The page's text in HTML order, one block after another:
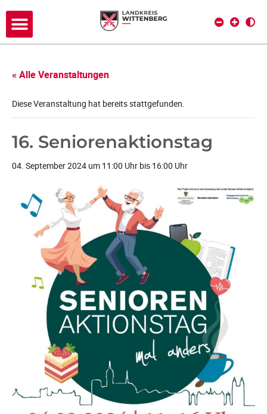
« Alle Veranstaltungen
Diese Veranstaltung hat bereits stattgefunden.
16. Seniorenaktionstag
04. September 2024 um 11:00 Uhr bis 16:00 Uhr